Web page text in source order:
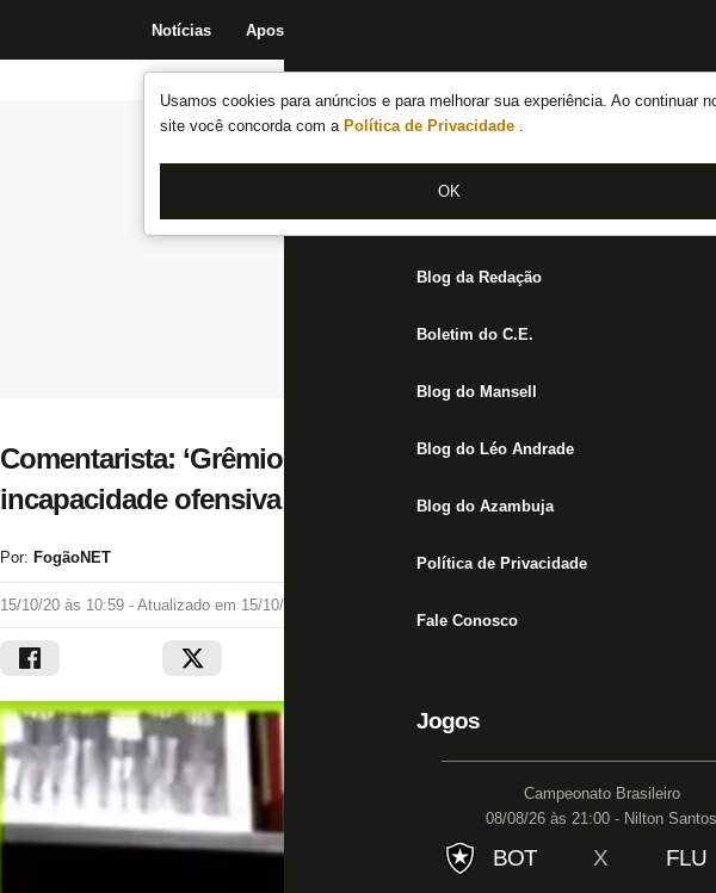
Usamos cookies para anúncios e para melhorar sua experiência. Ao continuar
site você concorda com a Política de Privacidade .
OK
Notícias Apostas
Notícias do Botafogo
Fórum
Jogos
Blog da Redação
Boletim do C.E.
Blog do Mansell
Blog do Léo Andrade
Blog do Azambuja
Política de Privacidade
Fale Conosco
Jogos
Campeonato Brasileiro
08/08/26 às 21:00 - Nilton Santos
BOT X FLU
Comentarista: ‘Grêmio amarrou o jogo, mas ficou
incapacidade ofensiva do Botafogo’
Por: FogãoNET
15/10/20 às 10:59 - Atualizado em 15/10/20 às 11:04